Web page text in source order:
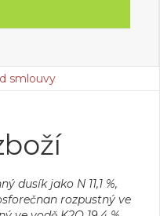
smlouvy
dusík jako N 11,1 %,
rozpustný ve